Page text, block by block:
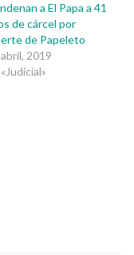
a El Papa a 41
de cárcel por
de Papeleto
2019